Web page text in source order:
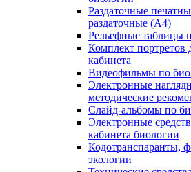
Раздаточные
раздаточные (А4)
Рельефные таблицы
Комплект портретов
кабинета
Видеофильмы по
Электронные
методические
Слайд-альбомы по
Электронные
кабинета биологии
Кодотранспаранты,
экологии